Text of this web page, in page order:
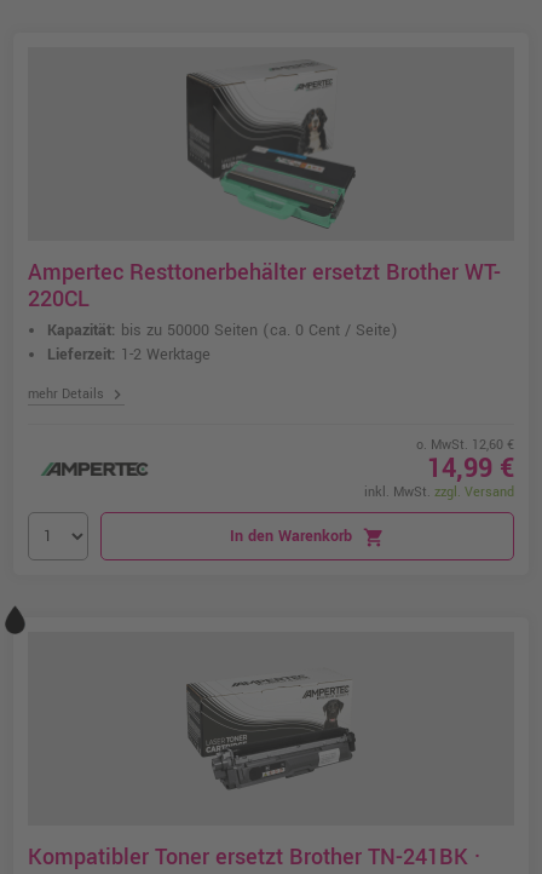
Ampertec Resttonerbehälter ersetzt Brother WT-
220CL
Kapazität: bis zu 50000 Seiten (ca. 0 Cent / Seite)
Lieferzeit: 1-2 Werktage
mehr Details chevron_right
o. MwSt. 12,60 €
14,99 €
inkl. MwSt. zzgl. Versand
In den Warenkorb shopping_cart
Kompatibler Toner ersetzt Brother TN-241BK ·